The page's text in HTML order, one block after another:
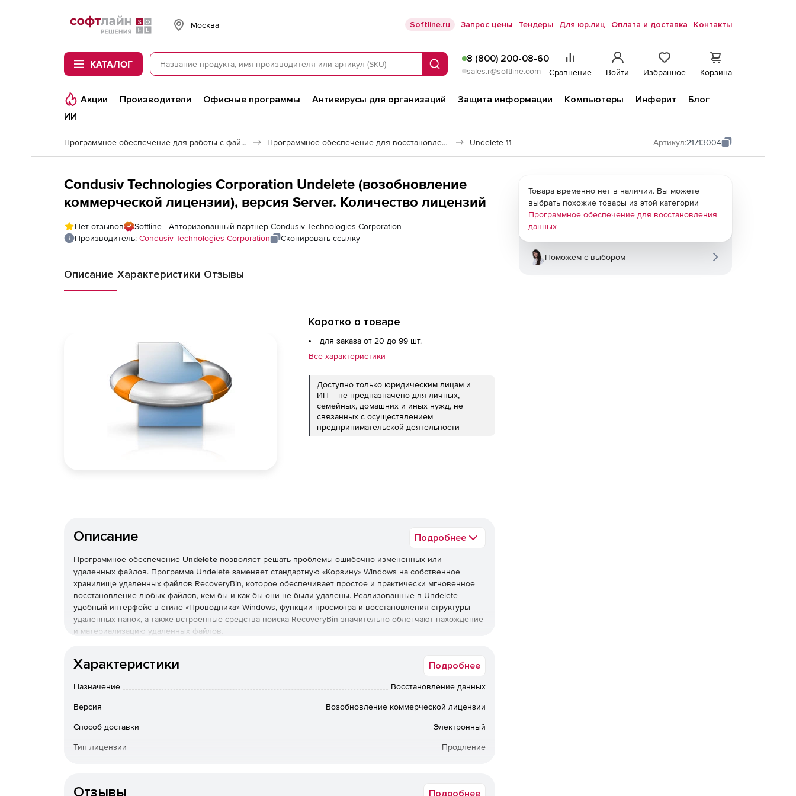
Softline
Москва Softline.ru Запрос цены Тендеры Для юр.лиц Оплата и доставка Контакты
КАТАЛОГ Поиск
8 (800) 200-08-60
sales.r@softline.com Сравнение Войти Избранное Корзина
Акции Производители Офисные программы Антивирусы для организаций Защита информации Компьютеры Инферит
Блог
ИИ
Программное обеспечение для работы с файлами и дисками Программное обеспечение для восстановления данных Undelete 11 Артикул:21713004
Condusiv Technologies Corporation Undelete (возобновление
коммерческой лицензии), версия Server. Количество лицензий
Нет отзывов
Softline - Авторизованный партнер Condusiv Technologies Corporation
Производитель: Condusiv Technologies Corporation Скопировать ссылку
Описание Характеристики Отзывы
Коротко о товаре
для заказа от 20 до 99 шт.
Все характеристики
Доступно только юридическим лицам и
ИП – не предназначено для личных,
семейных, домашних и иных нужд, не
связанных с осуществлением
предпринимательской деятельности
Описание Подробнее
Программное обеспечение Undelete позволяет решать проблемы ошибочно измененных или
удаленных файлов. Программа Undelete заменяет стандартную «Корзину» Windows на собственное
хранилище удаленных файлов RecoveryBin, которое обеспечивает простое и практически мгновенное
восстановление любых файлов, кем бы и как бы они не были удалены. Реализованные в Undelete
удобный интерфейс в стиле «Проводника» Windows, функции просмотра и восстановления структуры
удаленных папок, а также встроенные средства поиска RecoveryBin значительно облегчают нахождение
и материализацию удаленных файлов.
достаточно выделить мышкой нужный файл, выбрать в контекстном меню команду (ViewVersions) и
воспользоваться функциями предварительного просмотра. Технология InvisiTasking в продукте Undelete
позволяет «фоновым» приложениям работать с минимальным влиянием на всю систему в целом. По
мере добавления или переноса новых виртуальных машин технология InvisiTasking динамически
подстраивается под новые условия работы.
Основные возможности:
Характеристики Подробнее
Назначение Восстановление данных
Версия Возобновление коммерческой лицензии
Способ доставки Электронный
Тип лицензии Продление
Отзывы Подробнее
Товара временно нет в наличии. Вы можете
выбрать похожие товары из этой категории
Программное обеспечение для восстановления
данных
Поможем с выбором